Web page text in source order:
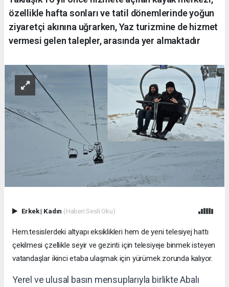
özellikle hafta sonları ve tatil dönemlerinde yoğun
ziyaretçi akınına uğrarken, Yaz turizmine de hizmet
vermesi gelen talepler, arasında yer almaktadır
Erkek| Kadın (Haberi Sesli Oku)
Hem.tesislerdeki altyapı eksiklikleri hem de yeni telesiyej hattı
çekilmesi çzellikle seyir ve gezinti için telesiyeje binmek isteyen
vatandaşlar ikinci etaba ulaşmak için yürümek zorunda kalıyor.
Yerel ve ulusal basın mensuplarıyla birlikte Abalı